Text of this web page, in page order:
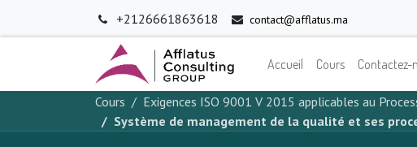
+2126661863618 contact@afflatus.ma
Accueil Cours Contactez-
Cours
Exigences ISO 9001 V 2015 applicables au
Système de management de la qualité et ses